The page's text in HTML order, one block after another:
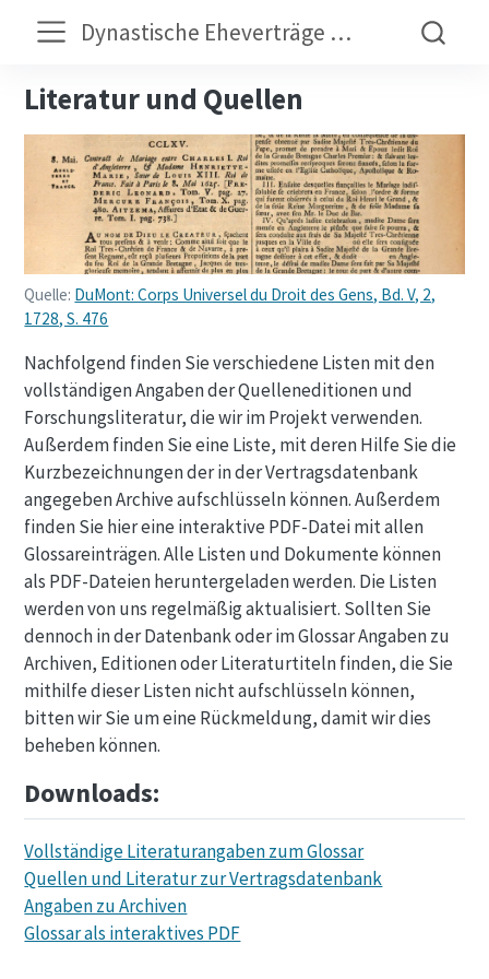
Dynastische Eheverträge der Frühen Neuzeit
Literatur und Quellen
Quelle: DuMont: Corps Universel du Droit des Gens, Bd. V, 2,
1728, S. 476
Nachfolgend finden Sie verschiedene Listen mit den
vollständigen Angaben der Quelleneditionen und
Forschungsliteratur, die wir im Projekt verwenden.
Außerdem finden Sie eine Liste, mit deren Hilfe Sie die
Kurzbezeichnungen der in der Vertragsdatenbank
angegeben Archive aufschlüsseln können. Außerdem
finden Sie hier eine interaktive PDF-Datei mit allen
Glossareinträgen. Alle Listen und Dokumente können
als PDF-Dateien heruntergeladen werden. Die Listen
werden von uns regelmäßig aktualisiert. Sollten Sie
dennoch in der Datenbank oder im Glossar Angaben zu
Archiven, Editionen oder Literaturtiteln finden, die Sie
mithilfe dieser Listen nicht aufschlüsseln können,
bitten wir Sie um eine Rückmeldung, damit wir dies
beheben können.
Downloads:
Vollständige Literaturangaben zum Glossar
Quellen und Literatur zur Vertragsdatenbank
Angaben zu Archiven
Glossar als interaktives PDF